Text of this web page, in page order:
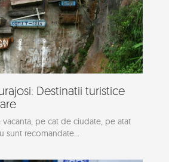
Destinatii turistice
pe cat de ciudate, pe atat
sunt recomandate...